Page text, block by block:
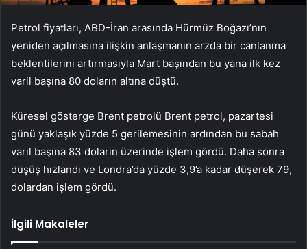
Petrol fiyatları, ABD-İran arasında Hürmüz Boğazı’nın
yeniden açılmasına ilişkin anlaşmanın arzda bir canlanma
beklentilerini artırmasıyla Mart başından bu yana ilk kez
varil başına 80 doların altına düştü.
Küresel gösterge Brent petrolü Brent petrol, pazartesi
günü yaklaşık yüzde 5 gerilemesinin ardından bu sabah
varil başına 83 doların üzerinde işlem gördü. Daha sonra
düşüş hızlandı ve Londra’da yüzde 3,9’a kadar düşerek 79,
dolardan işlem gördü.
İlgili Makaleler